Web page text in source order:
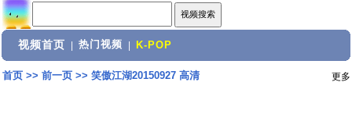
视频首页 热门视频 K-POP
首页>> 前一页>> 笑傲江湖20150927 高清 更多